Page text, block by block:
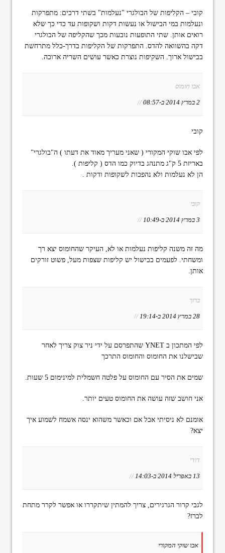
קובי – הקליפות של הבולגרי "נעלמות" בשתי דרכים: מתפרקות
ונעלמות במי הבישול או נעשות דקות ושקופות עד כדי כך שלא
רואים אותן. שתי התופעות נובעות מכך שהקליפה של הבולגרי
דקה בהשוואה להדס. התפרקות של הקליפות בדרך-כלל מתרחשת
בבישול ארוך. השקיפות נוצרת כאשר עושים השריה ארוכה.
אבו חומוס
2 במרץ 2014 ב-08:57 //
קובי
לפי אבו שוקי המקורי ( שאני מעריך מאוד את דעתו ) ה"בולגרי"
באריזת 5 ק"ג מתנהג בדיוק כמו הדס ( קליפות ).
הן לא נעלמות ולא נהפכות לשקופות ודקות .
קובי
3 במרץ 2014 ב-10:49 //
מה זה משנה קליפות נעלמות או לא, העיקר שהחומוס יצא רך
ומשחתי. לפעמים בבישול יש קליפות שצפות מעל, פשוט זורקים
אותן.
ברוך
28 במרץ 2014 ב-19:14 //
לפי המתכון ב YNET שהתפרסם על ידי ניר צוק צריך לאחר
שבישלנו את החומוס והחומוס התרכך
שמים את הסיר עם החומוס על פלטה חשמלית למינימום 5 שעות.
אני חושב שזה עושה את החומוס טעים יותר.
אומנם לא ניסיתי אבל אם וכאשר משהוא ינסה אשמח לשמוע איך
יצא?
דודי
13 באפריל 2014 ב-14:03 //
לגבי קרור הגרגירים, צריך להמתין שיתקררו או אפשר לקרר מתחת
לברז?
אבו שוקי המקורי